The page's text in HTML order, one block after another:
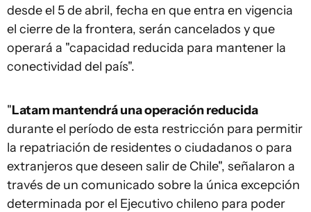
desde el 5 de abril, fecha en que entra en vigencia
el cierre de la frontera, serán cancelados y que
operará a "capacidad reducida para mantener la
conectividad del país".
"Latam mantendrá una operación reducida
durante el período de esta restricción para permitir
la repatriación de residentes o ciudadanos o para
extranjeros que deseen salir de Chile", señalaron a
través de un comunicado sobre la única excepción
determinada por el Ejecutivo chileno para poder